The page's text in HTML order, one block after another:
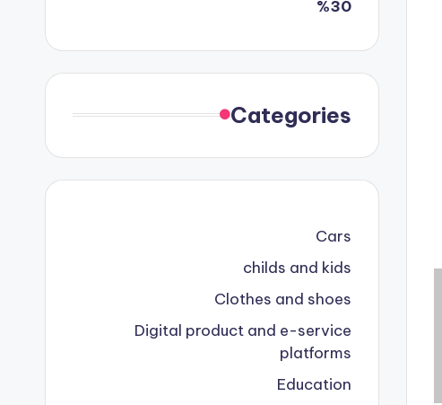
30%
Categories
Cars
childs and kids
Clothes and shoes
Digital product and e-service
platforms
Education